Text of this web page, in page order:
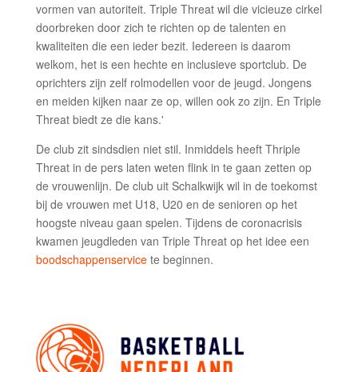
vormen van autoriteit. Triple Threat wil die vicieuze cirkel
doorbreken door zich te richten op de talenten en
kwaliteiten die een ieder bezit. Iedereen is daarom
welkom, het is een hechte en inclusieve sportclub. De
oprichters zijn zelf rolmodellen voor de jeugd. Jongens
en meiden kijken naar ze op, willen ook zo zijn. En Triple
Threat biedt ze die kans.'
De club zit sindsdien niet stil. Inmiddels heeft Thriple
Threat in de pers laten weten flink in te gaan zetten op
de vrouwenlijn. De club uit Schalkwijk wil in de toekomst
bij de vrouwen met U18, U20 en de senioren op het
hoogste niveau gaan spelen. Tijdens de coronacrisis
kwamen jeugdleden van Triple Threat op het idee een
boodschappenservicete beginnen.